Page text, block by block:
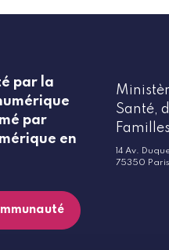
par la
par
en
Santé,
Familles
14 Av.
75350 Paris